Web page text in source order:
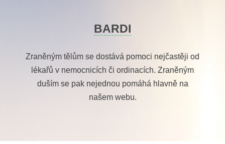
BARDI
Zraněným tělům se dostává pomoci nejčastěji od
lékařů v nemocnicích či ordinacích. Zraněným
duším se pak nejednou pomáhá hlavně na
našem webu.